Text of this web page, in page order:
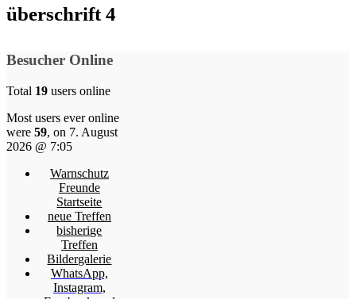
überschrift 4
Besucher Online
Total 19 users online
Most users ever online
were 59, on 7. August
2026 @ 7:05
Warnschutz
Freunde
Startseite
neue Treffen
bisherige
Treffen
Bildergalerie
WhatsApp,
Instagram,